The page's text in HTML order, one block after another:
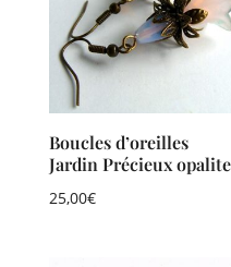
Boucles d’oreilles
Jardin Précieux opalite
25,00€